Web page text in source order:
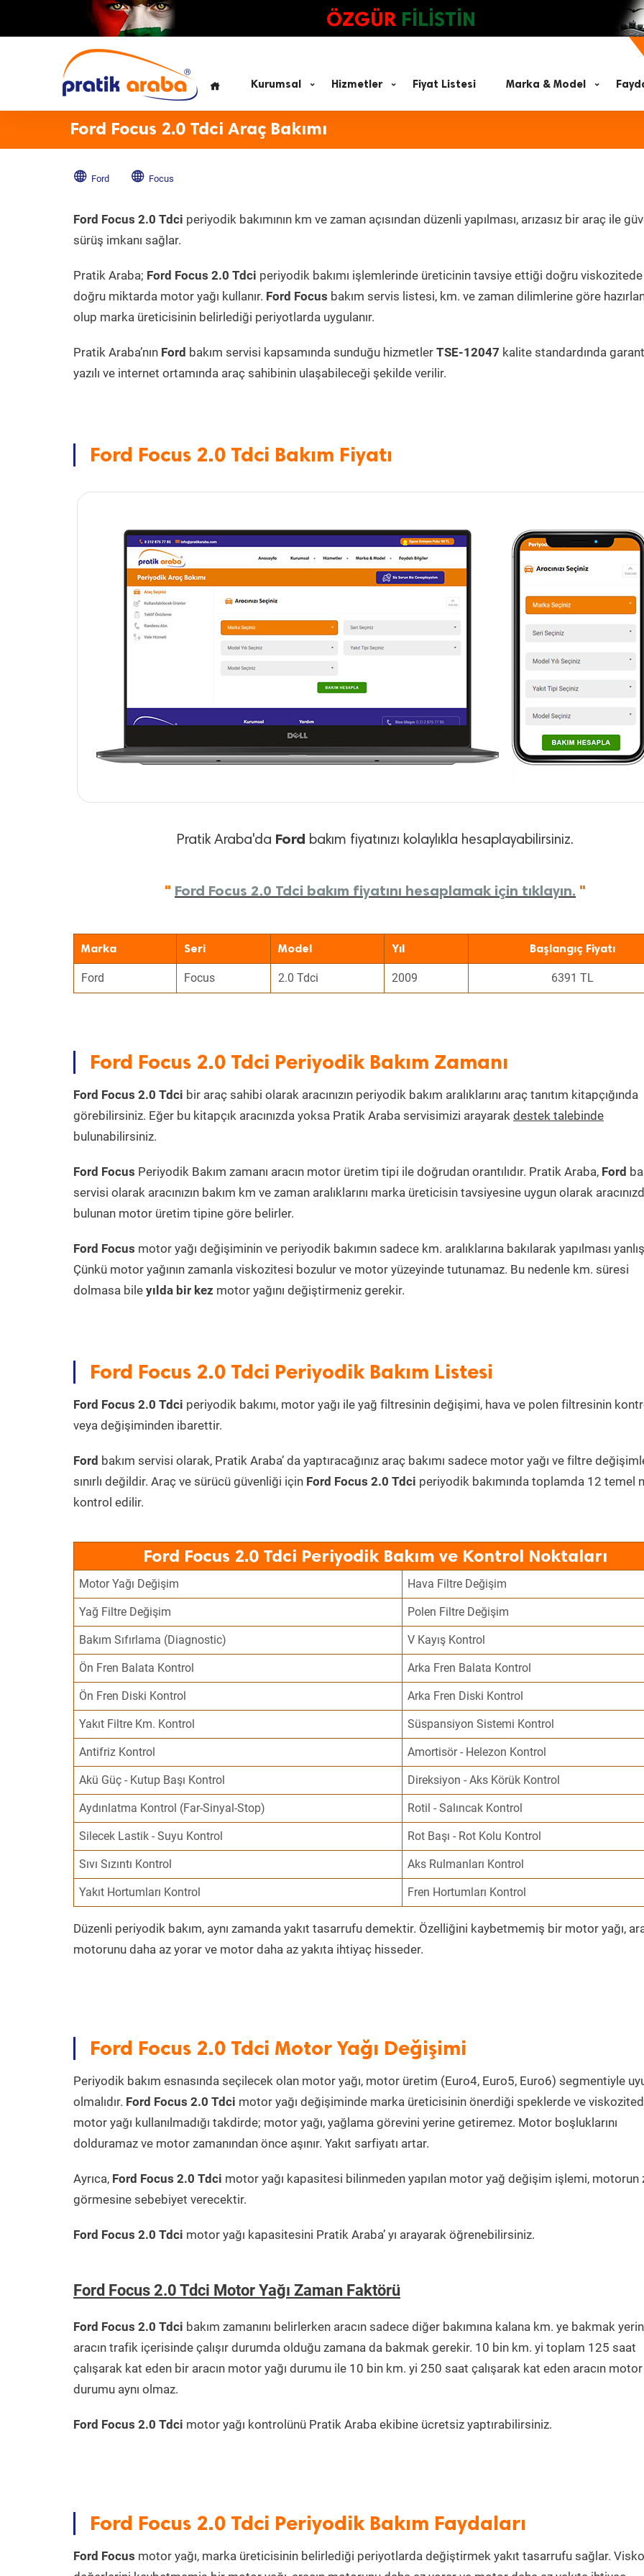
ÖZGÜR FİLİSTİN
Kurumsal Hizmetler Fiyat Listesi Marka & Model
Ford Focus 2.0 Tdci Araç Bakımı
Ford Focus
Ford Focus 2.0 Tdci periyodik bakımının km ve zaman açısından düzenli yapılması, arızasız bir araç ile
sürüş imkanı sağlar.
Pratik Araba; Ford Focus 2.0 Tdci periyodik bakımı işlemlerinde üreticinin tavsiye ettiği doğru
doğru miktarda motor yağı kullanır. Ford Focus bakım servis listesi, km. ve zaman dilimlerine göre
olup marka üreticisinin belirlediği periyotlarda uygulanır.
Pratik Araba’nın Ford bakım servisi kapsamında sunduğu hizmetler TSE-12047 kalite standardında
yazılı ve internet ortamında araç sahibinin ulaşabileceği şekilde verilir.
Ford Focus 2.0 Tdci Bakım Fiyatı
Pratik Araba'da Ford bakım fiyatınızı kolaylıkla hesaplayabilirsiniz.
" Ford Focus 2.0 Tdci bakım fiyatını hesaplamak için tıklayın. "
Marka Seri Model Yıl Başlangıç Fiyatı
Ford Focus 2.0 Tdci 2009 6391 TL
Ford Focus 2.0 Tdci Periyodik Bakım Zamanı
Ford Focus 2.0 Tdci bir araç sahibi olarak aracınızın periyodik bakım aralıklarını araç tanıtım kitapçığında
görebilirsiniz. Eğer bu kitapçık aracınızda yoksa Pratik Araba servisimizi arayarak destek talebinde
bulunabilirsiniz.
Ford Focus Periyodik Bakım zamanı aracın motor üretim tipi ile doğrudan orantılıdır. Pratik Araba, Ford
servisi olarak aracınızın bakım km ve zaman aralıklarını marka üreticisin tavsiyesine uygun olarak
bulunan motor üretim tipine göre belirler.
Ford Focus motor yağı değişiminin ve periyodik bakımın sadece km. aralıklarına bakılarak yapılması
Çünkü motor yağının zamanla viskozitesi bozulur ve motor yüzeyinde tutunamaz. Bu nedenle km. süresi
dolmasa bile yılda bir kez motor yağını değiştirmeniz gerekir.
Ford Focus 2.0 Tdci Periyodik Bakım Listesi
Ford Focus 2.0 Tdci periyodik bakımı, motor yağı ile yağ filtresinin değişimi, hava ve polen filtresinin
veya değişiminden ibarettir.
Ford bakım servisi olarak, Pratik Araba’ da yaptıracağınız araç bakımı sadece motor yağı ve filtre
sınırlı değildir. Araç ve sürücü güvenliği için Ford Focus 2.0 Tdci periyodik bakımında toplamda 12 temel
kontrol edilir.
Ford Focus 2.0 Tdci Periyodik Bakım ve Kontrol Noktaları
Motor Yağı Değişim Hava Filtre Değişim
Yağ Filtre Değişim Polen Filtre Değişim
Bakım Sıfırlama (Diagnostic) V Kayış Kontrol
Ön Fren Balata Kontrol Arka Fren Balata Kontrol
Ön Fren Diski Kontrol Arka Fren Diski Kontrol
Yakıt Filtre Km. Kontrol Süspansiyon Sistemi Kontrol
Antifriz Kontrol Amortisör - Helezon Kontrol
Akü Güç - Kutup Başı Kontrol Direksiyon - Aks Körük Kontrol
Aydınlatma Kontrol (Far-Sinyal-Stop) Rotil - Salıncak Kontrol
Silecek Lastik - Suyu Kontrol Rot Başı - Rot Kolu Kontrol
Sıvı Sızıntı Kontrol Aks Rulmanları Kontrol
Yakıt Hortumları Kontrol Fren Hortumları Kontrol
Düzenli periyodik bakım, aynı zamanda yakıt tasarrufu demektir. Özelliğini kaybetmemiş bir motor yağı,
motorunu daha az yorar ve motor daha az yakıta ihtiyaç hisseder.
Ford Focus 2.0 Tdci Motor Yağı Değişimi
Periyodik bakım esnasında seçilecek olan motor yağı, motor üretim (Euro4, Euro5, Euro6) segmentiyle
olmalıdır. Ford Focus 2.0 Tdci motor yağı değişiminde marka üreticisinin önerdiği speklerde ve
motor yağı kullanılmadığı takdirde; motor yağı, yağlama görevini yerine getiremez. Motor boşluklarını
dolduramaz ve motor zamanından önce aşınır. Yakıt sarfiyatı artar.
Ayrıca, Ford Focus 2.0 Tdci motor yağı kapasitesi bilinmeden yapılan motor yağ değişim işlemi, motorun
görmesine sebebiyet verecektir.
Ford Focus 2.0 Tdci motor yağı kapasitesini Pratik Araba’ yı arayarak öğrenebilirsiniz.
Ford Focus 2.0 Tdci Motor Yağı Zaman Faktörü
Ford Focus 2.0 Tdci bakım zamanını belirlerken aracın sadece diğer bakımına kalana km. ye bakmak
aracın trafik içerisinde çalışır durumda olduğu zamana da bakmak gerekir. 10 bin km. yi toplam 125 saat
çalışarak kat eden bir aracın motor yağı durumu ile 10 bin km. yi 250 saat çalışarak kat eden aracın motor
durumu aynı olmaz.
Ford Focus 2.0 Tdci motor yağı kontrolünü Pratik Araba ekibine ücretsiz yaptırabilirsiniz.
Ford Focus 2.0 Tdci Periyodik Bakım Faydaları
Ford Focus motor yağı, marka üreticisinin belirlediği periyotlarda değiştirmek yakıt tasarrufu sağlar.